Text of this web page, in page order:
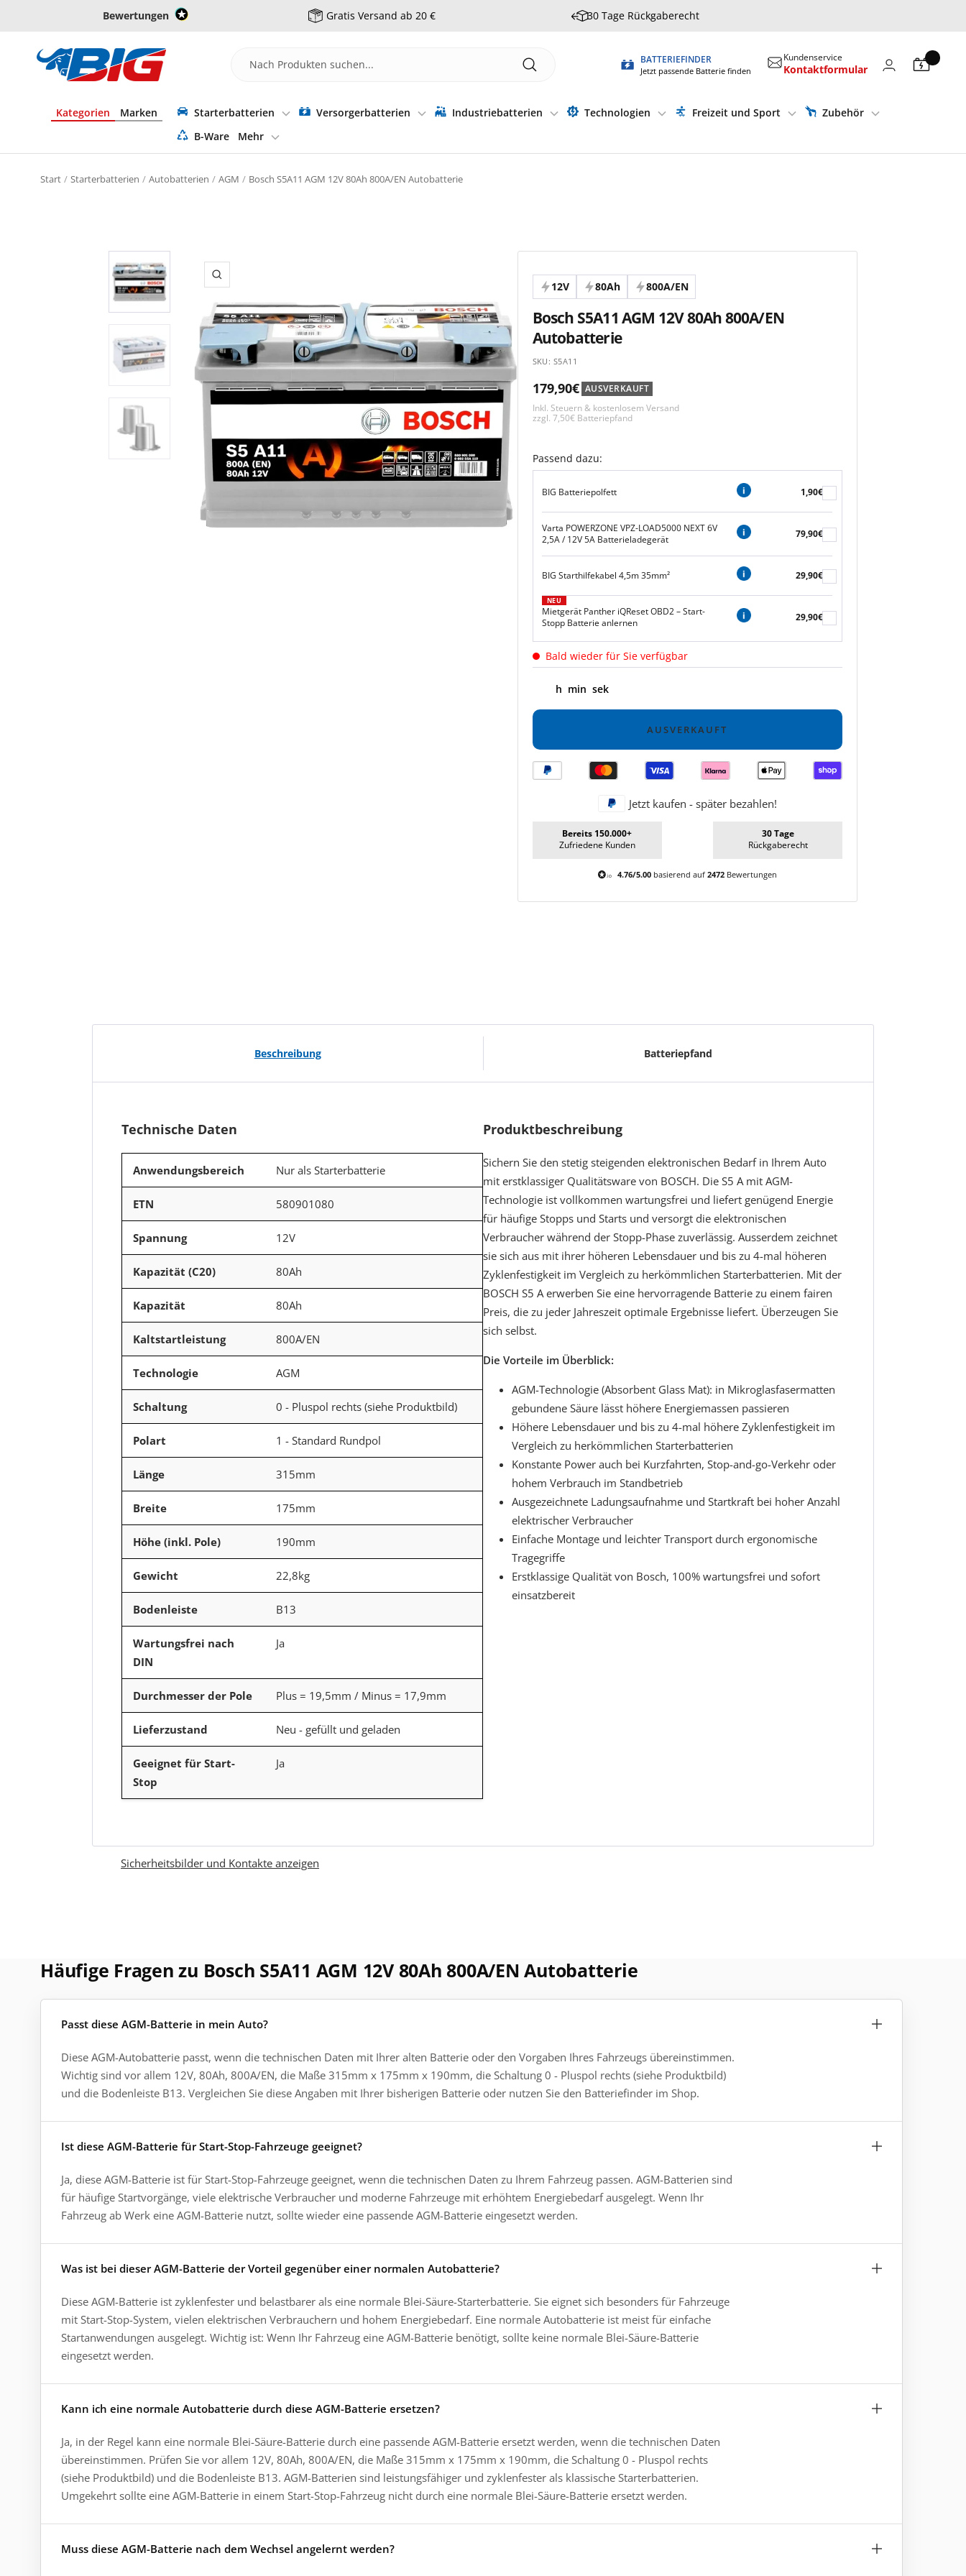
Bewertungen Gratis Versand ab 20 € 30 Tage Rückgaberecht
Batterie-
Industrie-
BATTERIEFINDER
Jetzt passende Batterie finden
Kundenservice
Kontaktformular
Kategorien Marken Starterbatterien Versorgerbatterien Industriebatterien Technologien Freizeit und Sport
Zubehör
B-Ware
Mehr
Start Starterbatterien Autobatterien AGM Bosch S5A11 AGM 12V 80Ah 800A/EN Autobatterie
Zoom 12V 80Ah 800A/EN
Bosch S5A11 AGM 12V 80Ah 800A/EN
Autobatterie
SKU: S5A11
Angebotspreis
179,90€ AUSVERKAUFT
Inkl. Steuern & kostenlosem Versand
zzgl. 7,50€ Batteriepfand
Passend dazu:
BIG Batteriepolfett 1,90€
Varta POWERZONE VPZ-LOAD5000 NEXT 6V
2,5A / 12V 5A Batterieladegerät
79,90€
BIG Starthilfekabel 4,5m 35mm² 29,90€
NEU
Mietgerät Panther iQReset OBD2 – Start-
Stopp Batterie anlernen
29,90€
Bald wieder für Sie verfügbar
h min sek
AUSVERKAUFT
Jetzt kaufen - später bezahlen!
Bereits 150.000+
Zufriedene Kunden
30 Tage
Rückgaberecht
4.76/5.00basierend auf 2472Bewertungen
Beschreibung Batteriepfand
Technische Daten
Anwendungsbereich Nur als Starterbatterie
ETN 580901080
Spannung 12V
Kapazität (C20) 80Ah
Kapazität 80Ah
Kaltstartleistung 800A/EN
Technologie AGM
Schaltung 0 - Pluspol rechts (siehe Produktbild)
Polart 1 - Standard Rundpol
Länge 315mm
Breite 175mm
Höhe (inkl. Pole) 190mm
Gewicht 22,8kg
Bodenleiste B13
Wartungsfrei nach
DIN
Ja
Durchmesser der Pole Plus = 19,5mm / Minus = 17,9mm
Lieferzustand Neu - gefüllt und geladen
Geeignet für Start-
Stop
Ja
Produktbeschreibung
Sichern Sie den stetig steigenden elektronischen Bedarf in Ihrem Auto
mit erstklassiger Qualitätsware von BOSCH. Die S5 A mit AGM-
Technologie ist vollkommen wartungsfrei und liefert genügend Energie
für häufige Stopps und Starts und versorgt die elektronischen
Verbraucher während der Stopp-Phase zuverlässig. Ausserdem zeichnet
sie sich aus mit ihrer höheren Lebensdauer und bis zu 4-mal höheren
Zyklenfestigkeit im Vergleich zu herkömmlichen Starterbatterien. Mit der
BOSCH S5 A erwerben Sie eine hervorragende Batterie zu einem fairen
Preis, die zu jeder Jahreszeit optimale Ergebnisse liefert. Überzeugen Sie
sich selbst.
Die Vorteile im Überblick:
AGM-Technologie (Absorbent Glass Mat): in Mikroglasfasermatten
gebundene Säure lässt höhere Energiemassen passieren
Höhere Lebensdauer und bis zu 4-mal höhere Zyklenfestigkeit im
Vergleich zu herkömmlichen Starterbatterien
Konstante Power auch bei Kurzfahrten, Stop-and-go-Verkehr oder
hohem Verbrauch im Standbetrieb
Ausgezeichnete Ladungsaufnahme und Startkraft bei hoher Anzahl
elektrischer Verbraucher
Einfache Montage und leichter Transport durch ergonomische
Tragegriffe
Erstklassige Qualität von Bosch, 100% wartungsfrei und sofort
einsatzbereit
Sicherheitsbilder und Kontakte anzeigen
Häufige Fragen zu Bosch S5A11 AGM 12V 80Ah 800A/EN Autobatterie
Passt diese AGM-Batterie in mein Auto?
Diese AGM-Autobatterie passt, wenn die technischen Daten mit Ihrer alten Batterie oder den Vorgaben Ihres Fahrzeugs übereinstimmen.
Wichtig sind vor allem 12V, 80Ah, 800A/EN, die Maße 315mm x 175mm x 190mm, die Schaltung 0 - Pluspol rechts (siehe Produktbild)
und die Bodenleiste B13. Vergleichen Sie diese Angaben mit Ihrer bisherigen Batterie oder nutzen Sie den Batteriefinder im Shop.
Ist diese AGM-Batterie für Start-Stop-Fahrzeuge geeignet?
Ja, diese AGM-Batterie ist für Start-Stop-Fahrzeuge geeignet, wenn die technischen Daten zu Ihrem Fahrzeug passen. AGM-Batterien sind
für häufige Startvorgänge, viele elektrische Verbraucher und moderne Fahrzeuge mit erhöhtem Energiebedarf ausgelegt. Wenn Ihr
Fahrzeug ab Werk eine AGM-Batterie nutzt, sollte wieder eine passende AGM-Batterie eingesetzt werden.
Was ist bei dieser AGM-Batterie der Vorteil gegenüber einer normalen Autobatterie?
Diese AGM-Batterie ist zyklenfester und belastbarer als eine normale Blei-Säure-Starterbatterie. Sie eignet sich besonders für Fahrzeuge
mit Start-Stop-System, vielen elektrischen Verbrauchern und hohem Energiebedarf. Eine normale Autobatterie ist meist für einfache
Startanwendungen ausgelegt. Wichtig ist: Wenn Ihr Fahrzeug eine AGM-Batterie benötigt, sollte keine normale Blei-Säure-Batterie
eingesetzt werden.
Kann ich eine normale Autobatterie durch diese AGM-Batterie ersetzen?
Ja, in der Regel kann eine normale Blei-Säure-Batterie durch eine passende AGM-Batterie ersetzt werden, wenn die technischen Daten
übereinstimmen. Prüfen Sie vor allem 12V, 80Ah, 800A/EN, die Maße 315mm x 175mm x 190mm, die Schaltung 0 - Pluspol rechts
(siehe Produktbild) und die Bodenleiste B13. AGM-Batterien sind leistungsfähiger und zyklenfester als klassische Starterbatterien.
Umgekehrt sollte eine AGM-Batterie in einem Start-Stop-Fahrzeug nicht durch eine normale Blei-Säure-Batterie ersetzt werden.
Muss diese AGM-Batterie nach dem Wechsel angelernt werden?